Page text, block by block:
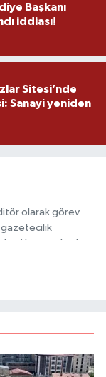
Başkanı
iddiası!
Sitesi’nde
Sanayi yeniden
olarak görev
gazetecilik
başta olmak
katkı sunan
ve etik ilkeler